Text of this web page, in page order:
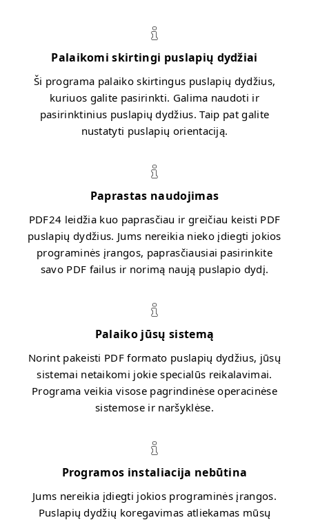
Palaikomi skirtingi puslapių dydžiai
Ši programa palaiko skirtingus puslapių dydžius,
kuriuos galite pasirinkti. Galima naudoti ir
pasirinktinius puslapių dydžius. Taip pat galite
nustatyti puslapių orientaciją.
Paprastas naudojimas
PDF24 leidžia kuo paprasčiau ir greičiau keisti PDF
puslapių dydžius. Jums nereikia nieko įdiegti jokios
programinės įrangos, paprasčiausiai pasirinkite
savo PDF failus ir norimą naują puslapio dydį.
Palaiko jūsų sistemą
Norint pakeisti PDF formato puslapių dydžius, jūsų
sistemai netaikomi jokie specialūs reikalavimai.
Programa veikia visose pagrindinėse operacinėse
sistemose ir naršyklėse.
Programos instaliacija nebūtina
Jums nereikia įdiegti jokios programinės įrangos.
Puslapių dydžių koregavimas atliekamas mūsų